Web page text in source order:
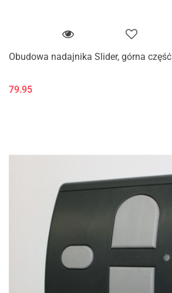
Obudowa nadajnika Slider, górna część
79.95